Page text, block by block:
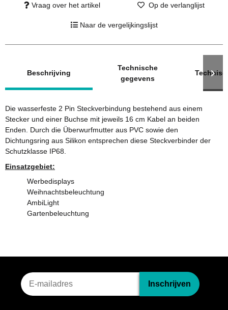
Vraag over het artikel Op de verlanglijst
Naar de vergelijkingslijst
Beschrijving
Technische
gegevens
Die wasserfeste 2 Pin Steckverbindung bestehend aus einem
Stecker und einer Buchse mit jeweils 16 cm Kabel an beiden
Enden. Durch die Überwurfmutter aus PVC sowie den
Dichtungsring aus Silikon entsprechen diese Steckverbinder der
Schutzklasse IP68.
Einsatzgebiet:
Werbedisplays
Weihnachtsbeleuchtung
AmbiLight
Gartenbeleuchtung
Nieuwsbriefinschrijving
Inschrijven